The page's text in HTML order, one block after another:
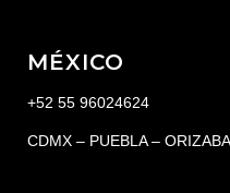
MÉXICO
+52 55 96024624
CDMX – PUEBLA –